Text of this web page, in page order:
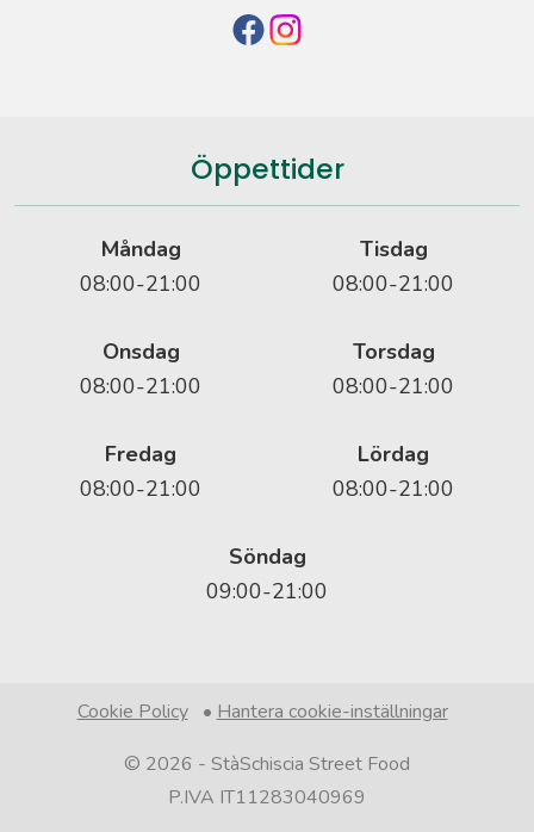
Öppettider
Måndag
08:00-21:00
Tisdag
08:00-21:00
Onsdag
08:00-21:00
Torsdag
08:00-21:00
Fredag
08:00-21:00
Lördag
08:00-21:00
Söndag
09:00-21:00
Cookie Policy • Hantera cookie-inställningar
© 2026 - StàSchiscia Street Food
P.IVA IT11283040969